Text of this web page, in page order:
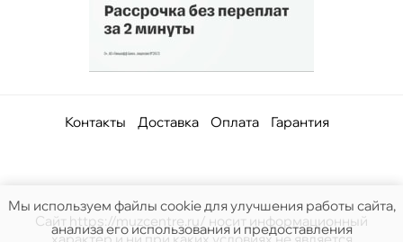
Контакты Доставка Оплата Гарантия
Сайт https://muzcentre.ru/ носит информационный
Мы используем файлы cookie для улучшения работы сайта,
анализа его использования и предоставления